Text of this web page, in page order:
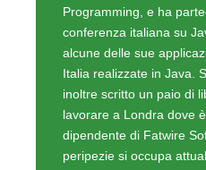
WebCenter Sites: Web
Management secondo
VI parte: Una panoramica su
Management secondo
WebCenter Sites: Web